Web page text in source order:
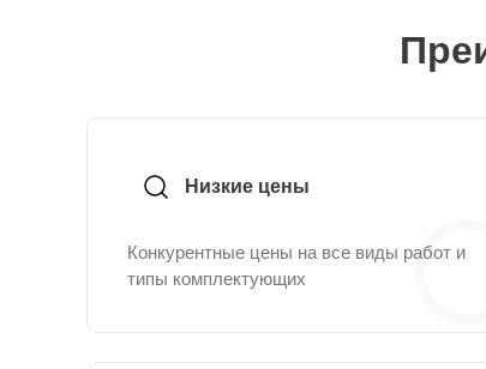
Низкие цены
Конкурентные цены на все виды работ и
типы комплектующих